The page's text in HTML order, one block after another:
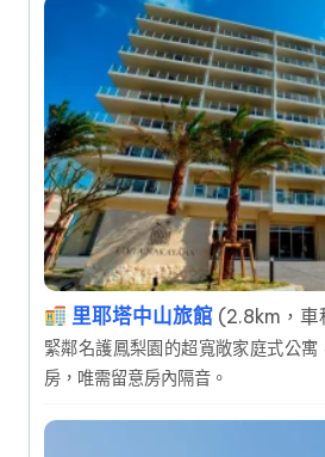
里耶塔中山旅館 (2.8km，車
緊鄰名護鳳梨園的超寬敞家庭式公
房，唯需留意房內隔音。